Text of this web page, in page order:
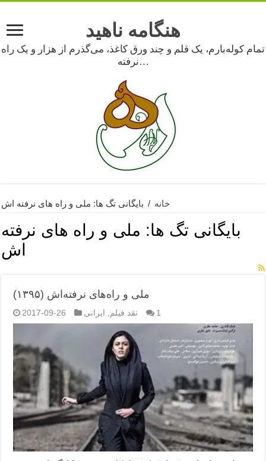
هنگامه ناهید
تمام کوله‌بارم، یک قلم و چند ورق کاغذ، می‌گذرم از هزار و یک راه
نرفته…
خانه / بایگانی تگ ها: ملی و راه های نرفته اش
بایگانی تگ ها: ملی و راه های نرفته
اش
ملی و راه‌های نرفته‌اش (۱۳۹۵)
2017-09-26 نقد فیلم ایرانی 1